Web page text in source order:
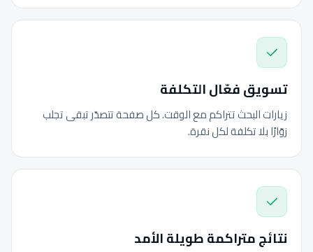
تسويق فعّال التكلفة
زيارات البحث تتراكم مع الوقت. كل صفحة تتصدّر تبقى تجلب
زوّارًا بلا تكلفة لكل نقرة.
نتائج متراكمة طويلة الأمد